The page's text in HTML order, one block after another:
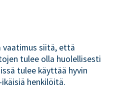
vaatimus siitä, että
tulee olla huolellisesti
tulee käyttää hyvin
henkilöitä.